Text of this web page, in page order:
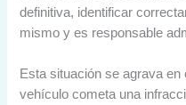
definitiva, identificar
mismo y es responsable
Esta situación se agrava en
vehículo cometa una